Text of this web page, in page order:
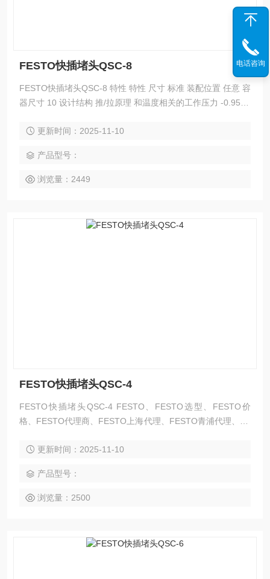
FESTO快插堵头QSC-8
FESTO快插堵头QSC-8 特性 特性 尺寸 标准 装配位置 任意 容
器尺寸 10 设计结构 推/拉原理 和温度相关的工作压力 -0.95 ...
更新时间：2025-11-10
产品型号：
浏览量：2449
FESTO快插堵头QSC-4
FESTO快插堵头QSC-4 FESTO、FESTO选型、FESTO价
格、FESTO代理商、FESTO上海代理、FESTO青浦代理、FE
O气缸、FESTO无杆气缸、FESTO导杆气缸、FESTO滑台、
缸、FESTO不锈钢气缸、FESTO轻型气缸、FESTO方形气
更新时间：2025-11-10
产品型号：
浏览量：2500
电话咨询